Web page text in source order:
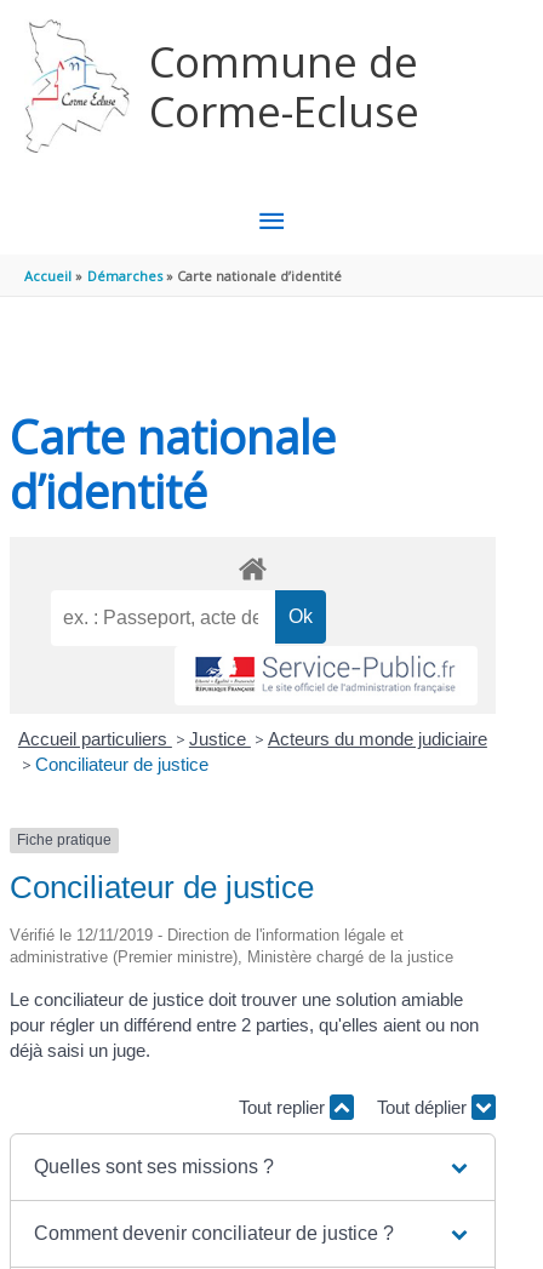
Commune de
Corme-Ecluse
MENU
PRINCIPAL
Accueil Démarches Carte nationale d’identité
Carte nationale
d’identité
Accueil particuliers > Justice > Acteurs du monde judiciaire
> Conciliateur de justice
Fiche pratique
Conciliateur de justice
Vérifié le 12/11/2019 - Direction de l'information légale et
administrative (Premier ministre), Ministère chargé de la justice
Le conciliateur de justice doit trouver une solution amiable
pour régler un différend entre 2 parties, qu'elles aient ou non
déjà saisi un juge.
Tout replier Tout déplier
Quelles sont ses missions ?
Comment devenir conciliateur de justice ?